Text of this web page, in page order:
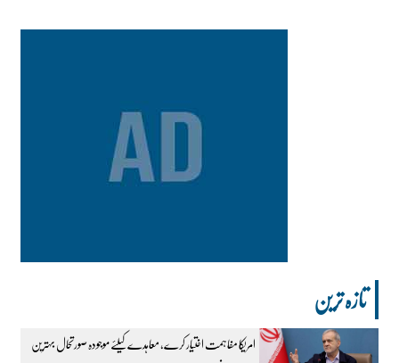
تازہ ترین
امریکا مفاہمت اختیار کرے، معاہدے کیلئے موجودہ صورتحال بہترین